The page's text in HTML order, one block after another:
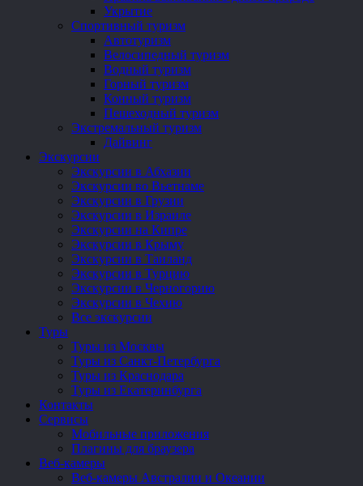
Укрытие
Спортивный туризм
Автотуризм
Велосипедный туризм
Водный туризм
Горный туризм
Конный туризм
Пешеходный туризм
Экстремальный туризм
Дайвинг
Экскурсии
Экскурсии в Абхазии
Экскурсии во Вьетнаме
Экскурсии в Грузии
Экскурсии в Израиле
Экскурсии на Кипре
Экскурсии в Крыму
Экскурсии в Таиланд
Экскурсии в Турцию
Экскурсии в Черногорию
Экскурсии в Чехию
Все экскурсии
Туры
Туры из Москвы
Туры из Санкт-Петербурга
Туры из Краснодара
Туры из Екатеринбурга
Контакты
Сервисы
Мобильные приложения
Плагины для браузера
Веб-камеры
Веб-камеры Австралии и Океании